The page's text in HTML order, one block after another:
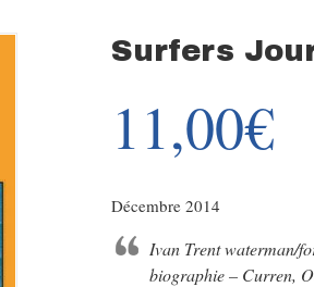
Surfers
11,00€
Décembre 2014
Ivan Trent waterman/
biographie – Curren,